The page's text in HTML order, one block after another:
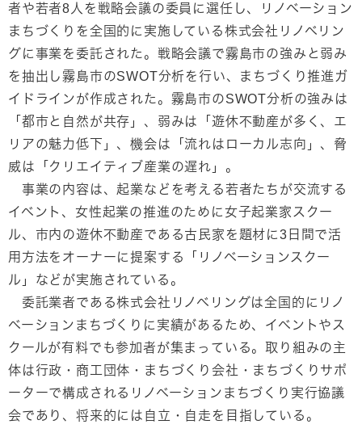
者や若者8人を戦略会議の委員に選任し、リノベーション
まちづくりを全国的に実施している株式会社リノベリン
グに事業を委託された。戦略会議で霧島市の強みと弱み
を抽出し霧島市のSWOT分析を行い、まちづくり推進ガ
イドラインが作成された。霧島市のSWOT分析の強みは
「都市と自然が共存」、弱みは「遊休不動産が多く、エ
リアの魅力低下」、機会は「流れはローカル志向」、脅
威は「クリエイティブ産業の遅れ」。
事業の内容は、起業などを考える若者たちが交流する
イベント、女性起業の推進のために女子起業家スクー
ル、市内の遊休不動産である古民家を題材に3日間で活
用方法をオーナーに提案する「リノベーションスクー
ル」などが実施されている。
委託業者である株式会社リノベリングは全国的にリノ
ベーションまちづくりに実績があるため、イベントやス
クールが有料でも参加者が集まっている。取り組みの主
体は行政・商工団体・まちづくり会社・まちづくりサポ
ーターで構成されるリノベーションまちづくり実行協議
会であり、将来的には自立・自走を目指している。